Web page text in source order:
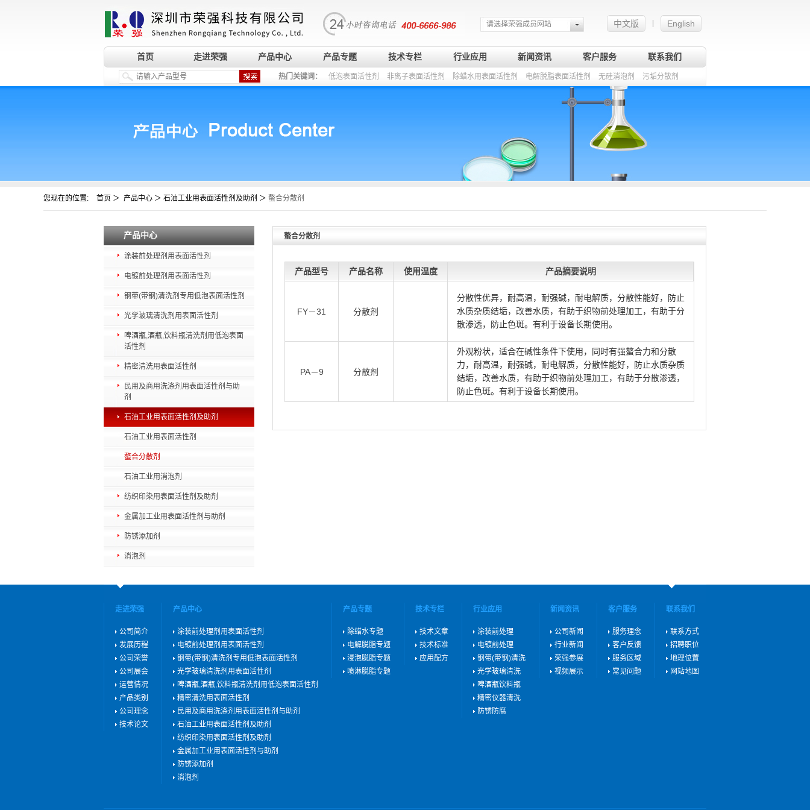
中文版 English
请选择荣强成员网站
首页 走进荣强 产品中心 产品专题 技术专栏 行业应用 新闻资讯 客户服务 联系我们
热门关键词： 低泡表面活性剂 非离子表面活性剂 除蜡水用表面活性剂 电解脱脂表面活性剂 无硅消泡剂 污垢分散剂
您现在的位置: 首页 ＞ 产品中心 ＞ 石油工业用表面活性剂及助剂 ＞ 螯合分散剂
产品中心
涂装前处理剂用表面活性剂
电镀前处理剂用表面活性剂
钢带(带钢)清洗剂专用低泡表面活性剂
光学玻璃清洗剂用表面活性剂
啤酒瓶,酒瓶,饮料瓶清洗剂用低泡表面
活性剂
精密清洗用表面活性剂
民用及商用洗涤剂用表面活性剂与助
剂
石油工业用表面活性剂及助剂
石油工业用表面活性剂
螯合分散剂
石油工业用消泡剂
纺织印染用表面活性剂及助剂
金属加工业用表面活性剂与助剂
防锈添加剂
消泡剂
螯合分散剂
产品型号 产品名称 使用温度 产品摘要说明
FY－31 分散剂
分散性优异，耐高温，耐强碱，耐电解质，分散性能好，防止
水质杂质结垢，改善水质，有助于织物前处理加工，有助于分
散渗透，防止色斑。有利于设备长期使用。
PA－9 分散剂
外观粉状，适合在碱性条件下使用，同时有强螯合力和分散
力，耐高温，耐强碱，耐电解质，分散性能好，防止水质杂质
结垢，改善水质，有助于织物前处理加工，有助于分散渗透，
防止色斑。有利于设备长期使用。
走进荣强
公司简介
发展历程
公司荣誉
公司展会
运营情况
产品类别
公司理念
技术论文
产品中心
涂装前处理剂用表面活性剂
电镀前处理剂用表面活性剂
钢带(带钢)清洗剂专用低泡表面活性剂
光学玻璃清洗剂用表面活性剂
啤酒瓶,酒瓶,饮料瓶清洗剂用低泡表面活性剂
精密清洗用表面活性剂
民用及商用洗涤剂用表面活性剂与助剂
石油工业用表面活性剂及助剂
纺织印染用表面活性剂及助剂
金属加工业用表面活性剂与助剂
防锈添加剂
消泡剂
产品专题
除蜡水专题
电解脱脂专题
浸泡脱脂专题
喷淋脱脂专题
技术专栏
技术文章
技术标准
应用配方
行业应用
涂装前处理
电镀前处理
钢带(带钢)清洗
光学玻璃清洗
啤酒瓶饮料瓶
精密仪器清洗
防锈防腐
新闻资讯
公司新闻
行业新闻
荣强参展
视频展示
客户服务
服务理念
客户反馈
服务区域
常见问题
联系我们
联系方式
招聘职位
地理位置
网站地图